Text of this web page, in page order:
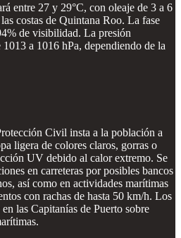
entre 27 y 29°C, con oleaje de 3 a 6
costas de Quintana Roo. La fase
de visibilidad. La presión
a 1016 hPa, dependiendo de la
Civil insta a la población a
ligera de colores claros, gorras o
UV debido al calor extremo. Se
en carreteras por posibles bancos
así como en actividades marítimas
con rachas de hasta 50 km/h. Los
las Capitanías de Puerto sobre